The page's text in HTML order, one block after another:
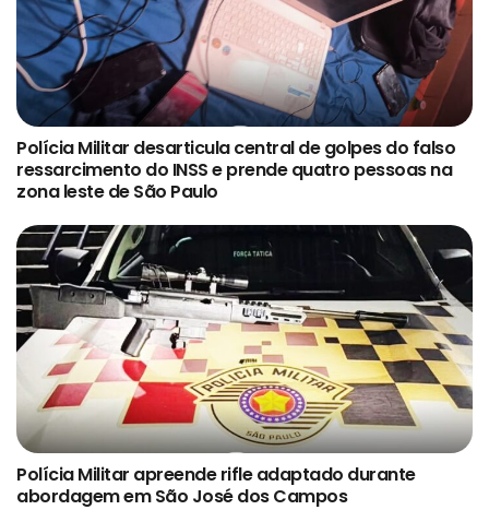
Polícia Militar desarticula central de golpes do falso
ressarcimento do INSS e prende quatro pessoas na
zona leste de São Paulo
Polícia Militar apreende rifle adaptado durante
abordagem em São José dos Campos